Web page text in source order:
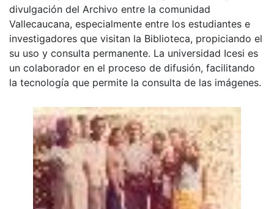
divulgación del Archivo entre la comunidad
Vallecaucana, especialmente entre los estudiantes e
investigadores que visitan la Biblioteca, propiciando el
su uso y consulta permanente. La universidad Icesi es
un colaborador en el proceso de difusión, facilitando
la tecnología que permite la consulta de las imágenes.